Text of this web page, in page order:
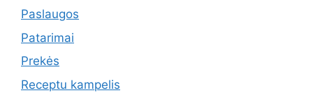
Paslaugos
Patarimai
Prekės
Receptu kampelis